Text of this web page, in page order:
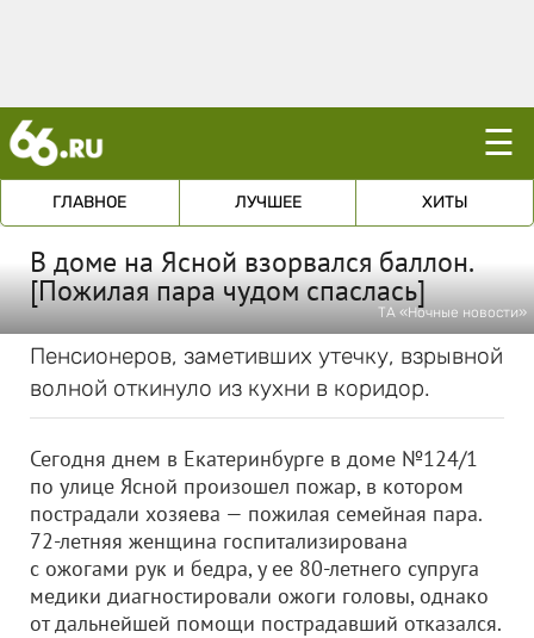
☰
ГЛАВНОЕ ЛУЧШЕЕ ХИТЫ
В доме на Ясной взорвался баллон.
[Пожилая пара чудом спаслась]
ТА «Ночные новости»
Пенсионеров, заметивших утечку, взрывной
волной откинуло из кухни в коридор.
Сегодня днем в Екатеринбурге в доме №124/1
по улице Ясной произошел пожар, в котором
пострадали хозяева — пожилая семейная пара.
72-летняя женщина госпитализирована
с ожогами рук и бедра, у ее 80-летнего супруга
медики диагностировали ожоги головы, однако
от дальнейшей помощи пострадавший отказался.